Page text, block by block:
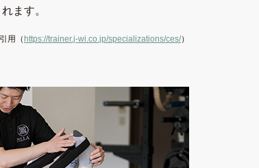
ます。
⽤（https://trainer.j-wi.co.jp/specializations/ces/）